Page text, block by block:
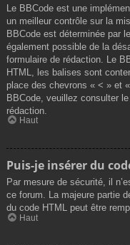
Le BBCode est une
un meilleur contrôle sur la
BBCode est déterminée par
également possible de la
formulaire de rédaction. Le
HTML, les balises sont
place des chevrons « < » et
BBCode, veuillez consulter
rédaction.
Haut
Puis-je insérer du
Par mesure de sécurité, il
ce forum. La majeure partie
du code HTML peut être
Haut